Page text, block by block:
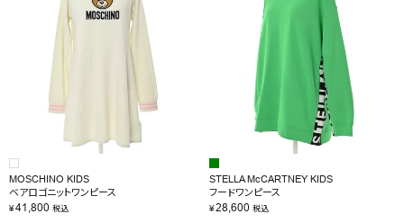
MOSCHINO KIDS
ベアロゴニットワンピース
¥41,800 税込
STELLA McCARTNEY KIDS
フードワンピース
¥28,600 税込